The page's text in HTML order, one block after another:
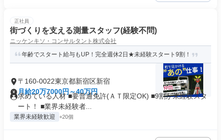
正社員
街づくりを支える測量スタッフ(経験不問)
ニッケンキソ・コンサルタント株式会社
年齢でスタート給与もUP！完全週休2日★未経験スタート9割！
〒160-0022東京都新宿区新宿
月給20万7000円～40万円
求めている人材 ■要普通免許(ＡＴ限定OK) ■9割が未経験スタ
ート！ ■業界未経験者...
業界未経験歓迎 +20個